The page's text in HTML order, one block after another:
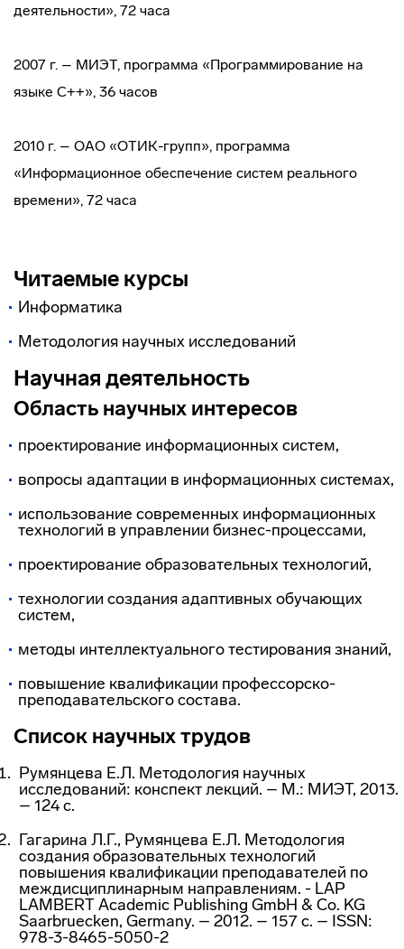
деятельности», 72 часа
2007 г. – МИЭТ, программа «Программирование на
языке С++», 36 часов
2010 г. – ОАО «ОТИК-групп», программа
«Информационное обеспечение систем реального
времени», 72 часа
Читаемые курсы
Информатика
Методология научных исследований
Научная деятельность
Область научных интересов
проектирование информационных систем,
вопросы адаптации в информационных системах,
использование современных информационных
технологий в управлении бизнес-процессами,
проектирование образовательных технологий,
технологии создания адаптивных обучающих
систем,
методы интеллектуального тестирования знаний,
повышение квалификации профессорско-
преподавательского состава.
Список научных трудов
Румянцева Е.Л. Методология научных
исследований: конспект лекций. – М.: МИЭТ, 2013.
– 124 с.
Гагарина Л.Г., Румянцева Е.Л. Методология
создания образовательных технологий
повышения квалификации преподавателей по
междисциплинарным направлениям. - LAP
LAMBERT Academic Publishing GmbH & Co. KG
Saarbruecken, Germany. – 2012. – 157 с. – ISSN:
978-3-8465-5050-2